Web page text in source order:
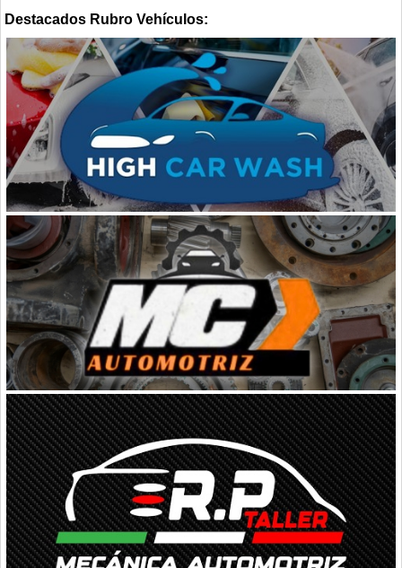
Destacados Rubro Vehículos: